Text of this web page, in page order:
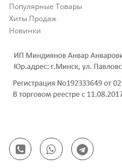
Популярные Товары
Хиты Продаж
Новинки